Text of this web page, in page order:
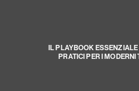
IL PLAYBOOK
PRATICI PER I